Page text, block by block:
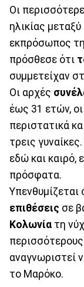
Οι
ηλικίας μεταξύ
εκπρόσωπος
πρόσθεσε ότι
συμμετείχαν
Οι αρχές
έως 31 ετών,
περιστατικά
τρεις
εδώ και καιρό,
πρόσφατα.
επιθέσεις σε
Κολωνία τη
αναγνωριστεί
το Μαρόκο.